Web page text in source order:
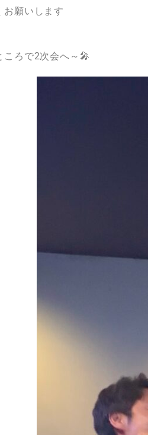
お願いします
ころで2次会へ～🎤